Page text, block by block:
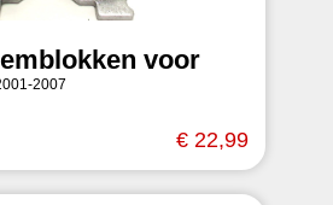
voor
2007
€ 22,99